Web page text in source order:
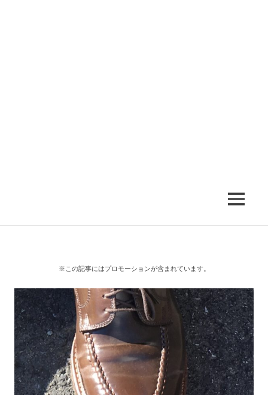
MENU
※この記事にはプロモーションが含まれています。